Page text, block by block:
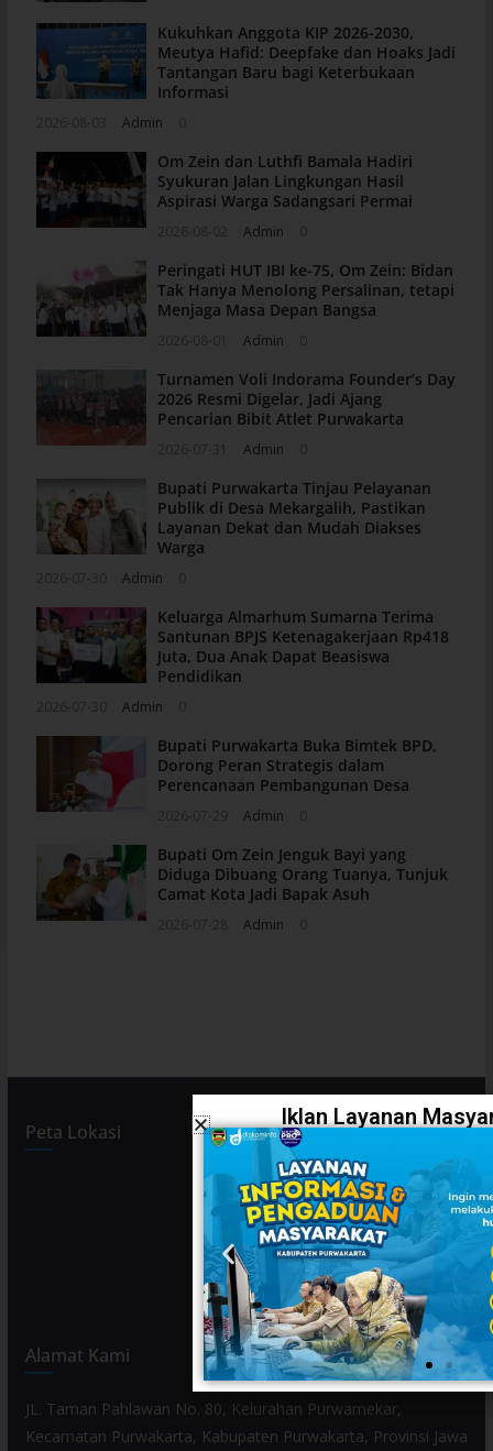
Kukuhkan Anggota KIP 2026-2030,
Meutya Hafid: Deepfake dan Hoaks Jadi
Tantangan Baru bagi Keterbukaan
Informasi
Admin
Om Zein dan Luthfi Bamala Hadiri
Syukuran Jalan Lingkungan Hasil
Aspirasi Warga Sadangsari Permai
Admin
Peringati HUT IBI ke-75, Om Zein: Bidan
Tak Hanya Menolong Persalinan, tetapi
Menjaga Masa Depan Bangsa
Admin
Turnamen Voli Indorama Founder’s Day
2026 Resmi Digelar, Jadi Ajang
Pencarian Bibit Atlet Purwakarta
Admin
Bupati Purwakarta Tinjau Pelayanan
Publik di Desa Mekargalih, Pastikan
Layanan Dekat dan Mudah Diakses
Warga
Admin
Keluarga Almarhum Sumarna Terima
Santunan BPJS Ketenagakerjaan Rp418
Juta, Dua Anak Dapat Beasiswa
Pendidikan
Admin
Bupati Purwakarta Buka Bimtek BPD,
Dorong Peran Strategis dalam
Perencanaan Pembangunan Desa
Admin
Bupati Om Zein Jenguk Bayi yang
Diduga Dibuang Orang Tuanya, Tunjuk
Camat Kota Jadi Bapak Asuh
Admin
Peta Lokasi
Alamat Kami
JL. Taman Pahlawan No. 80, Kelurahan Purwamekar,
Kecamatan Purwakarta, Kabupaten Purwakarta, Provinsi Jawa
Iklan Layanan